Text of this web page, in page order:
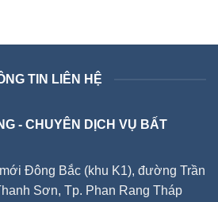
TIN LIÊN HỆ
- CHUYÊN DỊCH VỤ BẤT
Đông Bắc (khu K1), đường Trần
Sơn, Tp. Phan Rang Tháp